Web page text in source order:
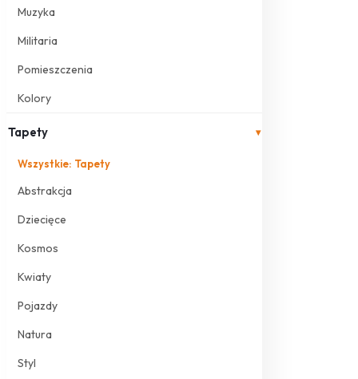
Muzyka
Militaria
Pomieszczenia
Kolory
Tapety ▾
Wszystkie: Tapety
Abstrakcja
Dziecięce
Kosmos
Kwiaty
Pojazdy
Natura
Styl